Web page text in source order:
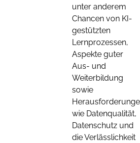
unter anderem
Chancen von KI-
gestützten
Lernprozessen,
Aspekte guter
Aus- und
Weiterbildung
sowie
wie Datenqualität,
Datenschutz und
die Verlässlichkeit